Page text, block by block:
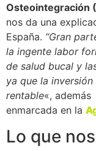
Osteointegración
nos da una
España. “Gran
la ingente labor
de salud bucal y
ya que la
rentable«,
enmarcada en la
Lo que